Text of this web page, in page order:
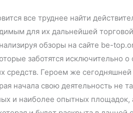
все труднее найти
для их дальнейшей
обзоры на сайте be-
заботятся исключительно
средств. Героем же
начала свою деятельность не
и наиболее опытных